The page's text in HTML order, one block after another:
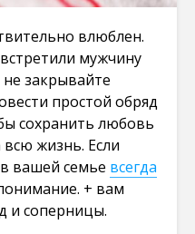
влюблен.
мужчину
закрывайте
простой обряд
сохранить любовь
жизнь. Если
вашей семье всегда
+ вам
и соперницы.